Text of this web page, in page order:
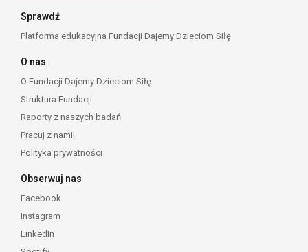
Sprawdź
Platforma edukacyjna Fundacji Dajemy Dzieciom Siłę
O nas
O Fundacji Dajemy Dzieciom Siłę
Struktura Fundacji
Raporty z naszych badań
Pracuj z nami!
Polityka prywatności
Obserwuj nas
Facebook
Instagram
LinkedIn